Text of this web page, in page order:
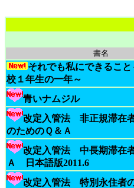
書名
それでも私にできるこ
校１年生の一年～
青いナムジル
改定入管法 非正規滞在
のためのＱ＆Ａ
改定入管法 中長期滞在
Ａ 日本語版2011.6
改定入管法 特別永住者